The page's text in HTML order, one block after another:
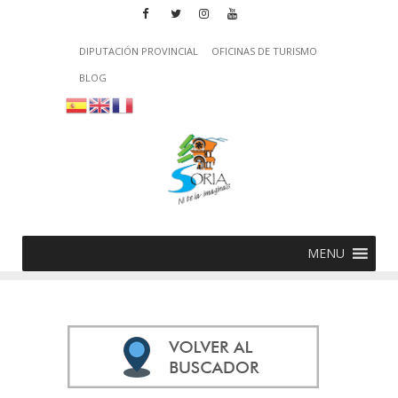
DIPUTACIÓN PROVINCIAL
OFICINAS DE TURISMO
BLOG
MENU